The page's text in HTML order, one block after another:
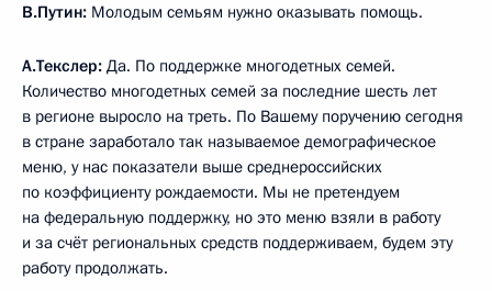
В.Путин: Молодым семьям нужно оказывать помощь.
А.Текслер: Да. По поддержке многодетных семей.
Количество многодетных семей за последние шесть лет
в регионе выросло на треть. По Вашему поручению сегодня
в стране заработало так называемое демографическое
меню, у нас показатели выше среднероссийских
по коэффициенту рождаемости. Мы не претендуем
на федеральную поддержку, но это меню взяли в работу
и за счёт региональных средств поддерживаем, будем эту
работу продолжать.